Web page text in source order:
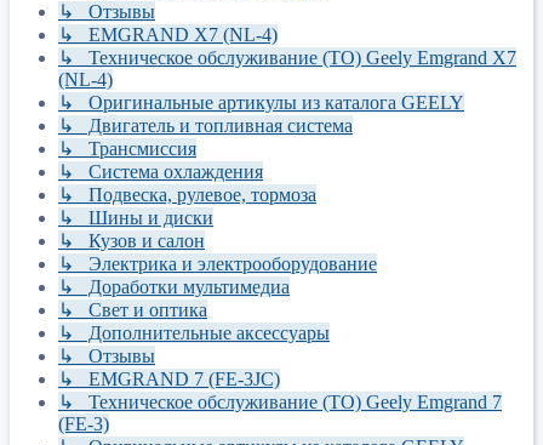
↳ Отзывы
↳ EMGRAND X7 (NL-4)
↳ Техническое обслуживание (ТО) Geely Emgrand X7
(NL-4)
↳ Оригинальные артикулы из каталога GEELY
↳ Двигатель и топливная система
↳ Трансмиссия
↳ Система охлаждения
↳ Подвеска, рулевое, тормоза
↳ Шины и диски
↳ Кузов и салон
↳ Электрика и электрооборудование
↳ Доработки мультимедиа
↳ Свет и оптика
↳ Дополнительные аксессуары
↳ Отзывы
↳ EMGRAND 7 (FE-3JC)
↳ Техническое обслуживание (ТО) Geely Emgrand 7
(FE-3)